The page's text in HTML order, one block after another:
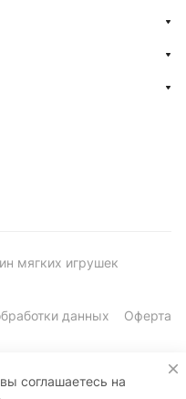
мягких игрушек
данных Оферта
соглашаетесь на